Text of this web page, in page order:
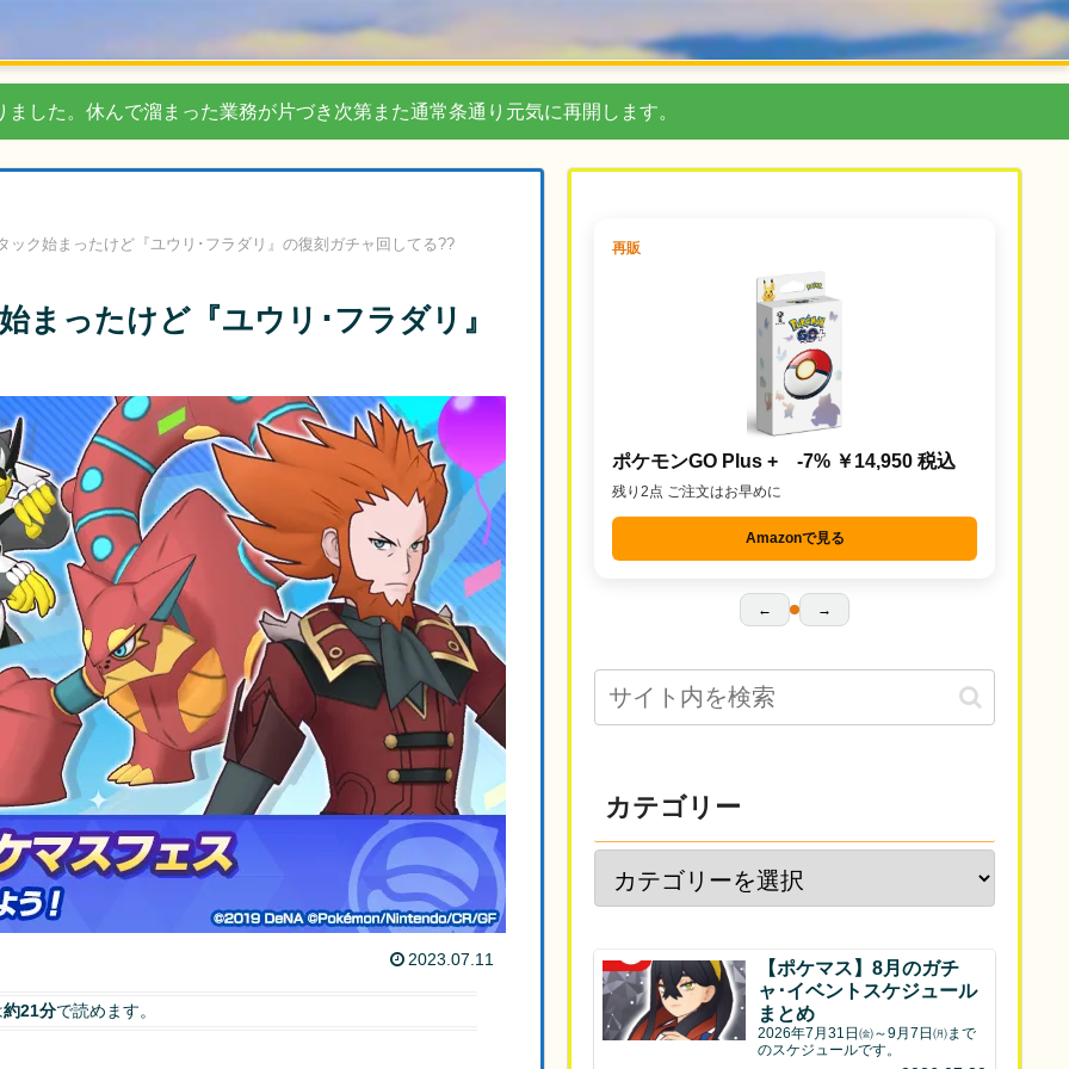
ました。休んで溜まった業務が片づき次第また通常条通り元気に再開します。
ック始まったけど『ユウリ･フラダリ』の復刻ガチャ回してる??
まったけど『ユウリ･フラダリ』
2023.07.11
約21分で読めます。
再販
ポケモンGO Plus + -7% ￥14,950 税込
残り2点 ご注文はお早めに
Amazonで見る
← →
カテゴリー
【ポケマス】8月のガチ
ャ･イベントスケジュール
まとめ
2026年7月31日㈮～9月7日㈪まで
のスケジュールです。